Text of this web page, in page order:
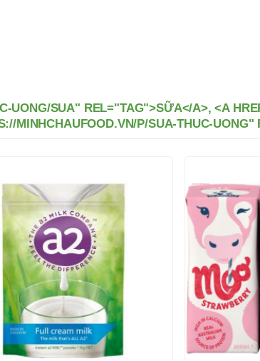
UONG/SUA" REL="TAG">SỮA</A>, <A
MINHCHAUFOOD.VN/P/SUA-THUC-